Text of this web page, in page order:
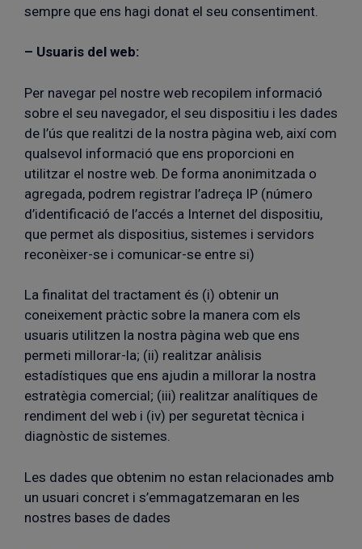
sempre que ens hagi donat el seu consentiment.
– Usuaris del web:
Per navegar pel nostre web recopilem informació
sobre el seu navegador, el seu dispositiu i les dades
de l’ús que realitzi de la nostra pàgina web, així com
qualsevol informació que ens proporcioni en
utilitzar el nostre web. De forma anonimitzada o
agregada, podrem registrar l’adreça IP (número
d’identificació de l’accés a Internet del dispositiu,
que permet als dispositius, sistemes i servidors
reconèixer-se i comunicar-se entre si)
La finalitat del tractament és (i) obtenir un
coneixement pràctic sobre la manera com els
usuaris utilitzen la nostra pàgina web que ens
permeti millorar-la; (ii) realitzar anàlisis
estadístiques que ens ajudin a millorar la nostra
estratègia comercial; (iii) realitzar analítiques de
rendiment del web i (iv) per seguretat tècnica i
diagnòstic de sistemes.
Les dades que obtenim no estan relacionades amb
un usuari concret i s’emmagatzemaran en les
nostres bases de dades